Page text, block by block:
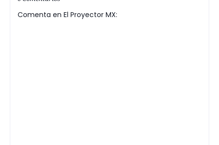
Comenta en El Proyector MX: